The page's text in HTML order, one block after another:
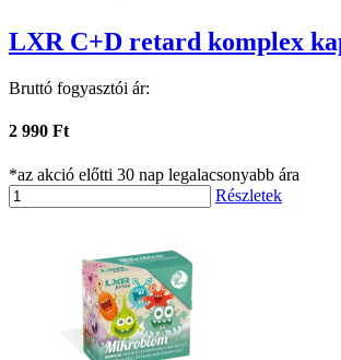
LXR C+D retard komplex
Bruttó fogyasztói ár:
2 990 Ft
*az akció előtti 30 nap legalacsonyabb ára
Részletek